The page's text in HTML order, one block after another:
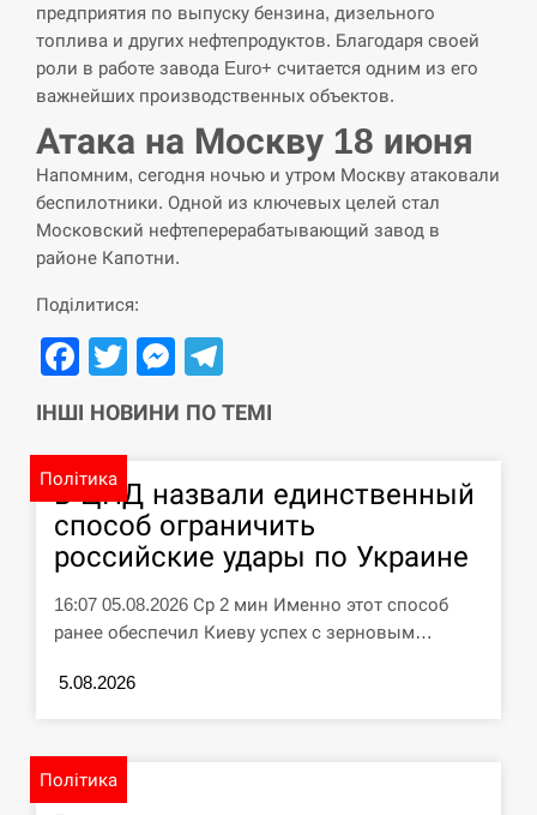
СЕРПЕНЬ
12:53
США обсуждают лицензии на Patriot для
Украины, несмотря на сомнения…
СЕРПЕНЬ
12:40
Латвія готова направити до 20
військових для розблокування
Ормузької протоки
12:23
переправу, склады и другие важные
СЕРПЕНЬ
12:10
У США зафіксували рекордний спалах
циклоспорозу, захворіли понад 10
тисяч…
СЕРПЕНЬ
предприятия по выпуску бензина, дизельного
топлива и других нефтепродуктов. Благодаря своей
роли в работе завода Euro+ считается одним из его
важнейших производственных объектов.
Атака на Москву 18 июня
Напомним, сегодня ночью и утром Москву атаковали
беспилотники. Одной из ключевых целей стал
Московский нефтеперерабатывающий завод в
районе Капотни.
Поділитися:
Facebook
TwitterMessenger
ІНШІ НОВИНИ ПО ТЕМІ
Політика
В ЦПД назвали единственный
способ ограничить
российские удары по Украине
16:07 05.08.2026 Ср 2 мин Именно этот способ
ранее обеспечил Киеву успех с зерновым…
5.08.2026
Політика